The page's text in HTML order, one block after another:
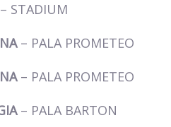
– STADIUM
– PALA PROMETEO
– PALA PROMETEO
– PALA BARTON